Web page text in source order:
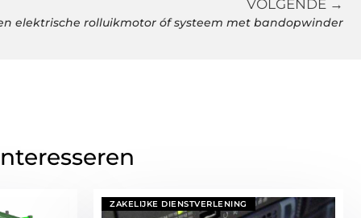
VOLGENDE →
elektrische rolluikmotor óf systeem met bandopwinder
ZAKELIJKE DIENSTVERLENING